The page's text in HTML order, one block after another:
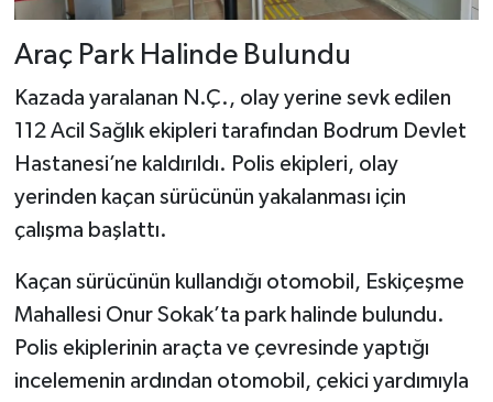
Araç Park Halinde Bulundu
Kazada yaralanan N.Ç., olay yerine sevk edilen
112 Acil Sağlık ekipleri tarafından Bodrum Devlet
Hastanesi’ne kaldırıldı. Polis ekipleri, olay
yerinden kaçan sürücünün yakalanması için
çalışma başlattı.
Kaçan sürücünün kullandığı otomobil, Eskiçeşme
Mahallesi Onur Sokak’ta park halinde bulundu.
Polis ekiplerinin araçta ve çevresinde yaptığı
incelemenin ardından otomobil, çekici yardımıyla